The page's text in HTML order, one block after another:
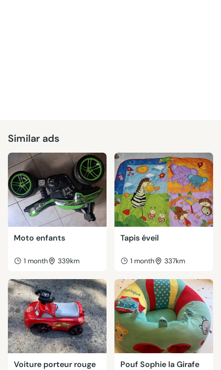
Similar ads
Moto enfants
1 month 339km
Tapis éveil
1 month 337km
Voiture porteur rouge Pouf Sophie la Girafe